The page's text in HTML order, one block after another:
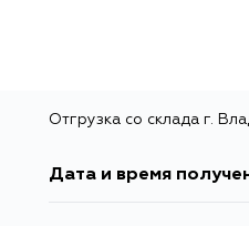
Отгрузка со склада г.
Дата и время